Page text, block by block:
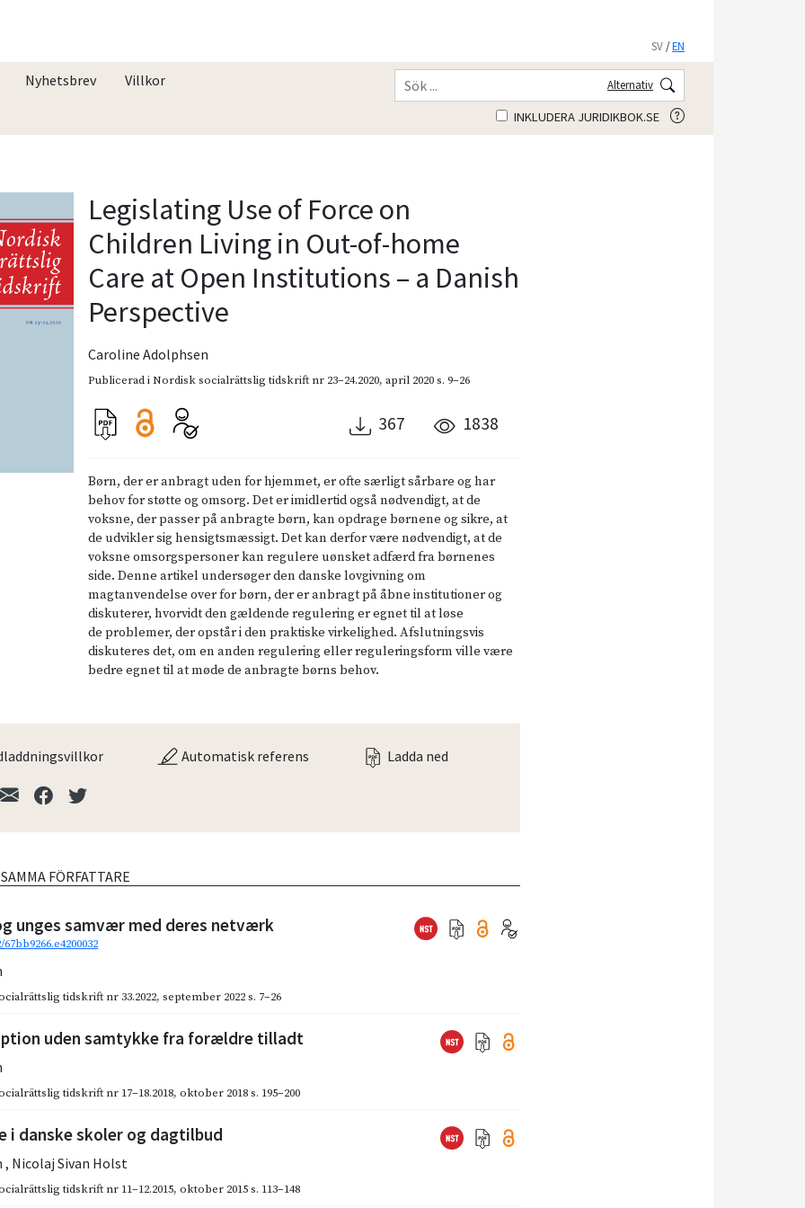
SV /EN
Nyhetsbrev Villkor Alternativ
INKLUDERA JURIDIKBOK.SE
Legislating Use of Force on
Children Living in Out-of-home
Care at Open Institutions – a Danish
Perspective
Caroline Adolphsen
Publicerad iNordisk socialrättslig tidskrift nr 23–24.2020,april 2020s. 9–26
367 1838
Børn, der er anbragt uden for hjemmet, er ofte særligt sårbare og har
behov for støtte og omsorg. Det er imidlertid også nødvendigt, at de
voksne, der passer på anbragte børn, kan opdrage børnene og sikre, at
de udvikler sig hensigtsmæssigt. Det kan derfor være nødvendigt, at de
voksne omsorgspersoner kan regulere uønsket adfærd fra børnenes
side. Denne artikel undersøger den danske lovgivning om
magtanvendelse over for børn, der er anbragt på åbne institutioner og
diskuterer, hvorvidt den gældende regulering er egnet til at løse
de problemer, der opstår i den praktiske virkelighed. Afslutningsvis
diskuteres det, om en anden regulering eller reguleringsform ville være
bedre egnet til at møde de anbragte børns behov.
Automatisk referens Ladda ned
FÖRFATTARE
unges samvær med deres netværk
tidskrift nr 33.2022,september 2022 s. 7–26
uden samtykke fra forældre tilladt
tidskrift nr 17–18.2018,oktober 2018 s. 195–200
i danske skoler og dagtilbud
, Nicolaj Sivan Holst
tidskrift nr 11–12.2015,oktober 2015 s. 113–148